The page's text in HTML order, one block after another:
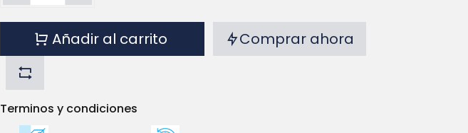
Añadir al carrito Comprar ahora
Terminos y condiciones